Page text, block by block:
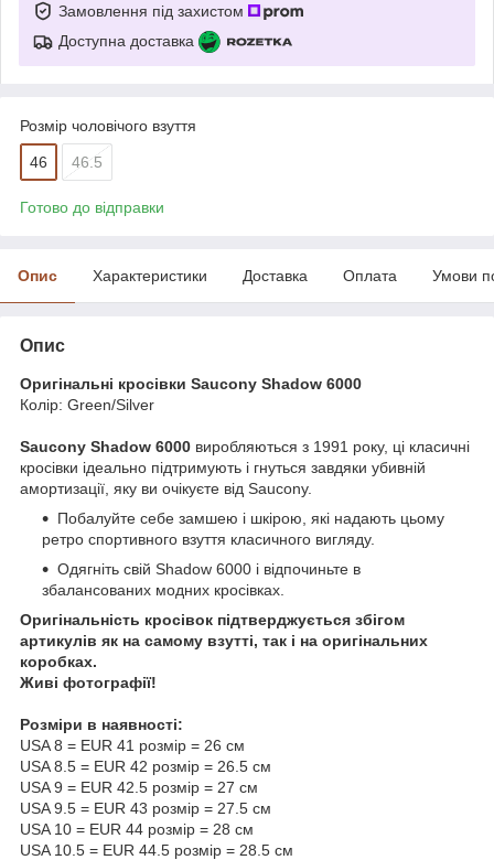
Замовлення під захистом
Доступна доставка
Розмір чоловічого взуття
46 46.5
Готово до відправки
Опис Характеристики Доставка Оплата Умови
Опис
Оригінальні кросівки Saucony Shadow 6000
Колір: Green/Silver
Saucony Shadow 6000 виробляються з 1991 року, ці класичні
кросівки ідеально підтримують і гнуться завдяки убивній
амортизації, яку ви очікуєте від Saucony.
Побалуйте себе замшею і шкірою, які надають цьому
ретро спортивного взуття класичного вигляду.
Одягніть свій Shadow 6000 і відпочиньте в
збалансованих модних кросівках.
Оригінальність кросівок підтверджується збігом
артикулів як на самому взутті, так і на оригінальних
коробках.
Живі фотографії!
Розміри в наявності:
USA 8 = EUR 41 розмір = 26 см
USA 8.5 = EUR 42 розмір = 26.5 см
USA 9 = EUR 42.5 розмір = 27 см
USA 9.5 = EUR 43 розмір = 27.5 см
USA 10 = EUR 44 розмір = 28 см
USA 10.5 = EUR 44.5 розмір = 28.5 см